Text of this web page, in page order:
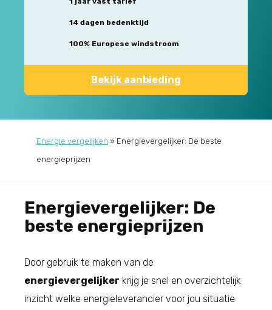
14 dagen bedenktijd
100% Europese windstroom
Bekijk aanbieding
Energie vergelijken » Energievergelijker: De beste
energieprijzen
Energievergelijker: De
beste energieprijzen
Door gebruik te maken van de
energievergelijker krijg je snel en overzichtelijk
inzicht welke energieleverancier voor jou situatie